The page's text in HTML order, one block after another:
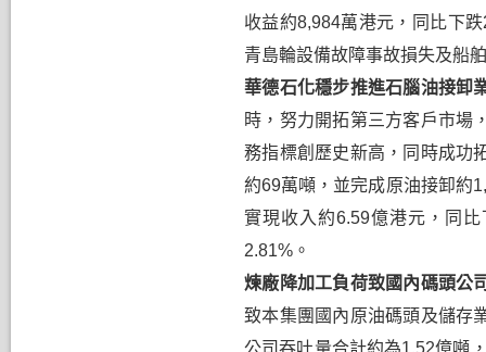
收益約8,984萬港元，同比下跌
青島輪設備故障事故損失及船
華德石化穩步推進石腦油接卸
時，努力開拓第三方客戶市場
務指標創歷史新高，同時成功
約69萬噸，並完成原油接卸約
實現收入約6.59億港元，同比
2.81% 。
煉廠降加工負荷致國內碼頭公
致本集團國內原油碼頭及儲存
公司吞吐量合計約為1.52億噸